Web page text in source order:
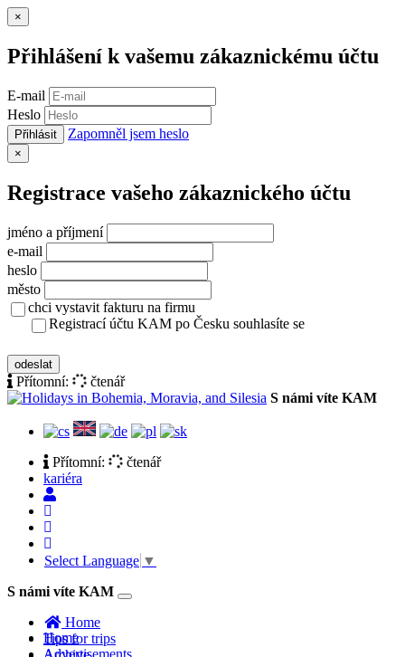
×
Přihlášení k vašemu zákaznickému účtu
E-mail
Heslo
Přihlásit Zapomněl jsem heslo
×
Registrace vašeho zákaznického účtu
jméno a příjmení
e-mail
heslo
město
chci vystavit fakturu na firmu
Registrací účtu KAM po Česku souhlasíte se
odeslat
Přítomní:
čtenář
S námi víte KAM
Přítomní:
čtenář
kariéra
Select Language ▼
S námi víte KAM
Toggle
Home
Tips for trips
Home
Advertisements